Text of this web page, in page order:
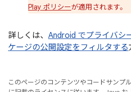
Play ポリシーが適用されます。
詳しくは、 Android でプライバシ
ケージの公開設定をフィルタする
このページのコンテンツやコードサンプル